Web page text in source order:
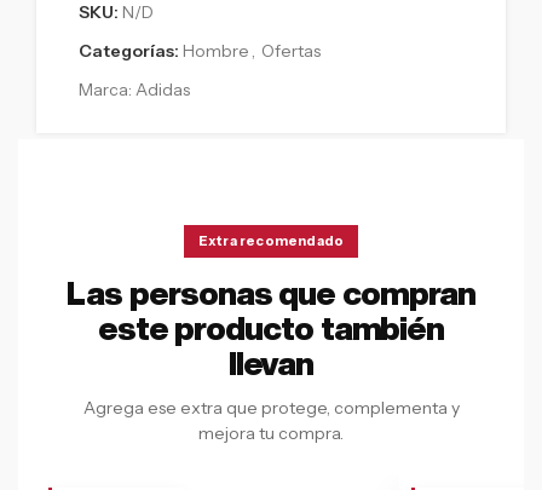
SKU: N/D
Categorías: Hombre , Ofertas
Marca: Adidas
Extra recomendado
Las personas que compran
este producto también
llevan
Agrega ese extra que protege, complementa y
mejora tu compra.